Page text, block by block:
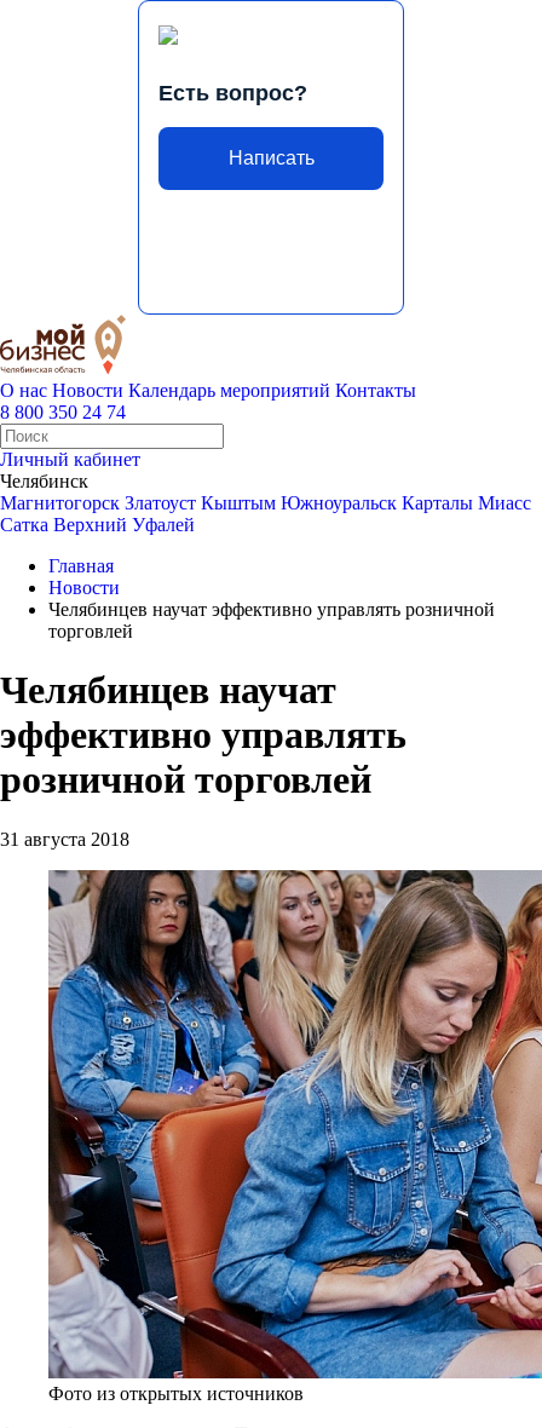
Есть вопрос?
Написать
О нас Новости Календарь мероприятий Контакты
8 800 350 24 74
Личный кабинет
Челябинск
Магнитогорск Златоуст Кыштым Южноуральск Карталы Миасс
Сатка Верхний Уфалей
Главная
Новости
Челябинцев научат эффективно управлять розничной
торговлей
Челябинцев научат
эффективно управлять
розничной торговлей
31 августа 2018
Фото из открытых источников